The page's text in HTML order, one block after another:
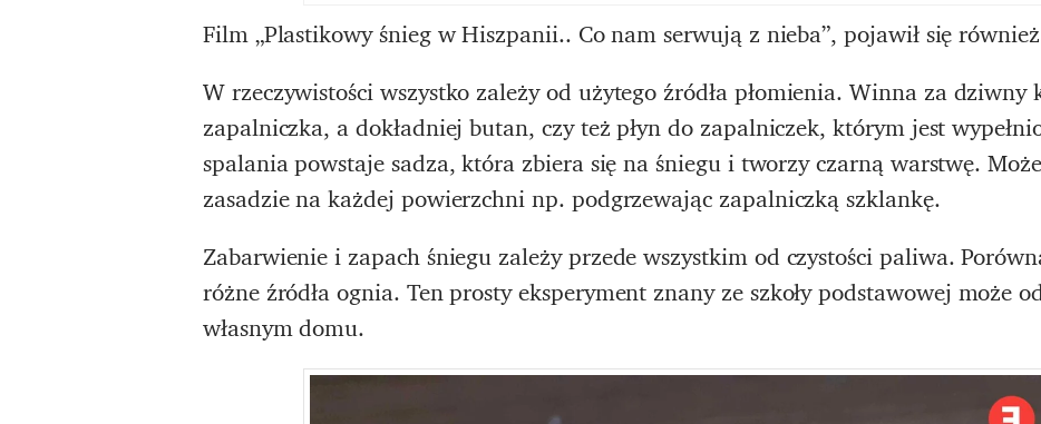
Film „Plastikowy śnieg w Hiszpanii.. Co nam serwują z nieba”, pojawił się
W rzeczywistości wszystko zależy od użytego źródła płomienia. Winna za
zapalniczka, a dokładniej butan, czy też płyn do zapalniczek, którym jest
spalania powstaje sadza, która zbiera się na śniegu i tworzy czarną warstwę.
zasadzie na każdej powierzchni np. podgrzewając zapalniczką szklankę.
Zabarwienie i zapach śniegu zależy przede wszystkim od czystości paliwa.
różne źródła ognia. Ten prosty eksperyment znany ze szkoły podstawowej może
własnym domu.